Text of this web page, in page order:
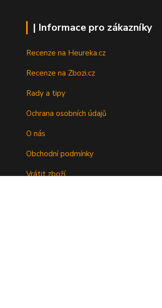
| Informace pro zákazníky
Recenze na Heureka.cz
Recenze na Zbozi.cz
Rady a tipy
Ochrana osobních údajů
O nás
Obchodní podmínky
Vrátit zboží